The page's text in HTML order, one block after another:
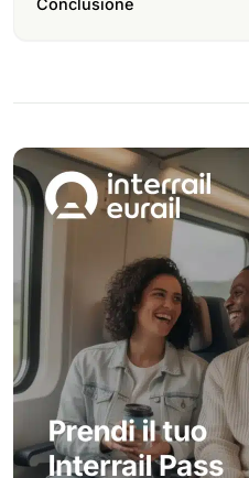
Conclusione